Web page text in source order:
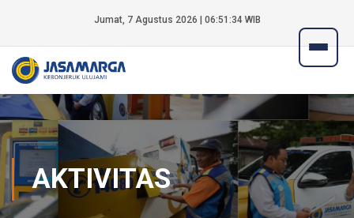
Jumat, 7 Agustus 2026 | 06:51:34 WIB
AKTIVITAS